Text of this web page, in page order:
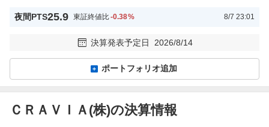
夜間PTS25.9 東証終値比-0.38% 8/7 23:01
決算発表予定日 2026/8/14
ポートフォリオ追加
ＣＲＡＶＩＡ(株)の決算情報